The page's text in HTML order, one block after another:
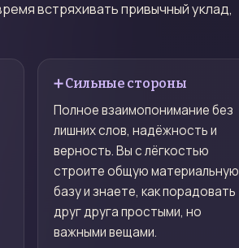
встряхивать привычный уклад,
➕ Сильные стороны
Полное взаимопонимание без
лишних слов, надёжность и
верность. Вы с лёгкостью
строите общую материальную
базу и знаете, как порадовать
друг друга простыми, но
важными вещами.